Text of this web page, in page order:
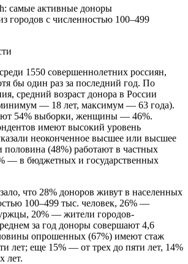
1550 совершеннолетних россиян,
бы один раз за последний год. По
средний возраст донора в России
— 18 лет, максимум — 63 года).
54% выборки, женщины — 46%.
имеют высокий уровень
неоконченное высшее или высшее
половина (48%) работают в частных
— в бюджетных и государственных
что 28% доноров живут в населенных
100–499 тыс. человек, 26% —
20% — жители городов-
за год доноры совершают 4,6
опрошенных (67%) имеют стаж
лет; еще 15% — от трех до пяти лет, 14%
лет.